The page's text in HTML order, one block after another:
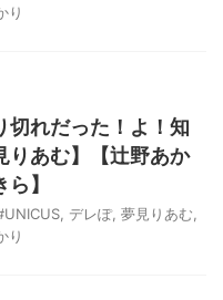
り
切れだった！よ！知
りあむ】【辻野あか
】
デレぽ, 夢見りあむ
り